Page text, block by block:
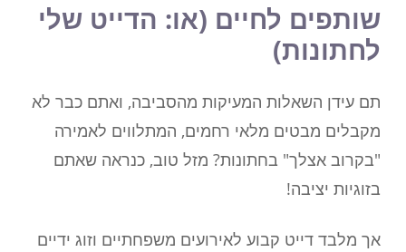
שותפים לחיים (או: הדייט שלי
לחתונות)
תם עידן השאלות המעיקות מהסביבה, ואתם כבר לא
מקבלים מבטים מלאי רחמים, המתלווים לאמירה
"בקרוב אצלך" בחתונות? מזל טוב, כנראה שאתם
בזוגיות יציבה!
אך מלבד דייט קבוע לאירועים משפחתיים וזוג ידיים